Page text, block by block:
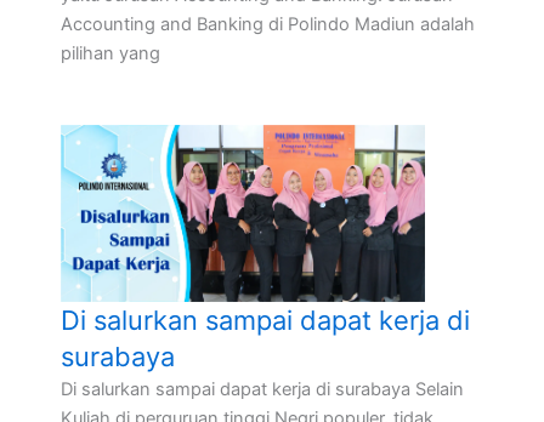
Accounting and Banking di Polindo Madiun adalah
pilihan yang
Di salurkan sampai dapat kerja di
surabaya
Di salurkan sampai dapat kerja di surabaya Selain